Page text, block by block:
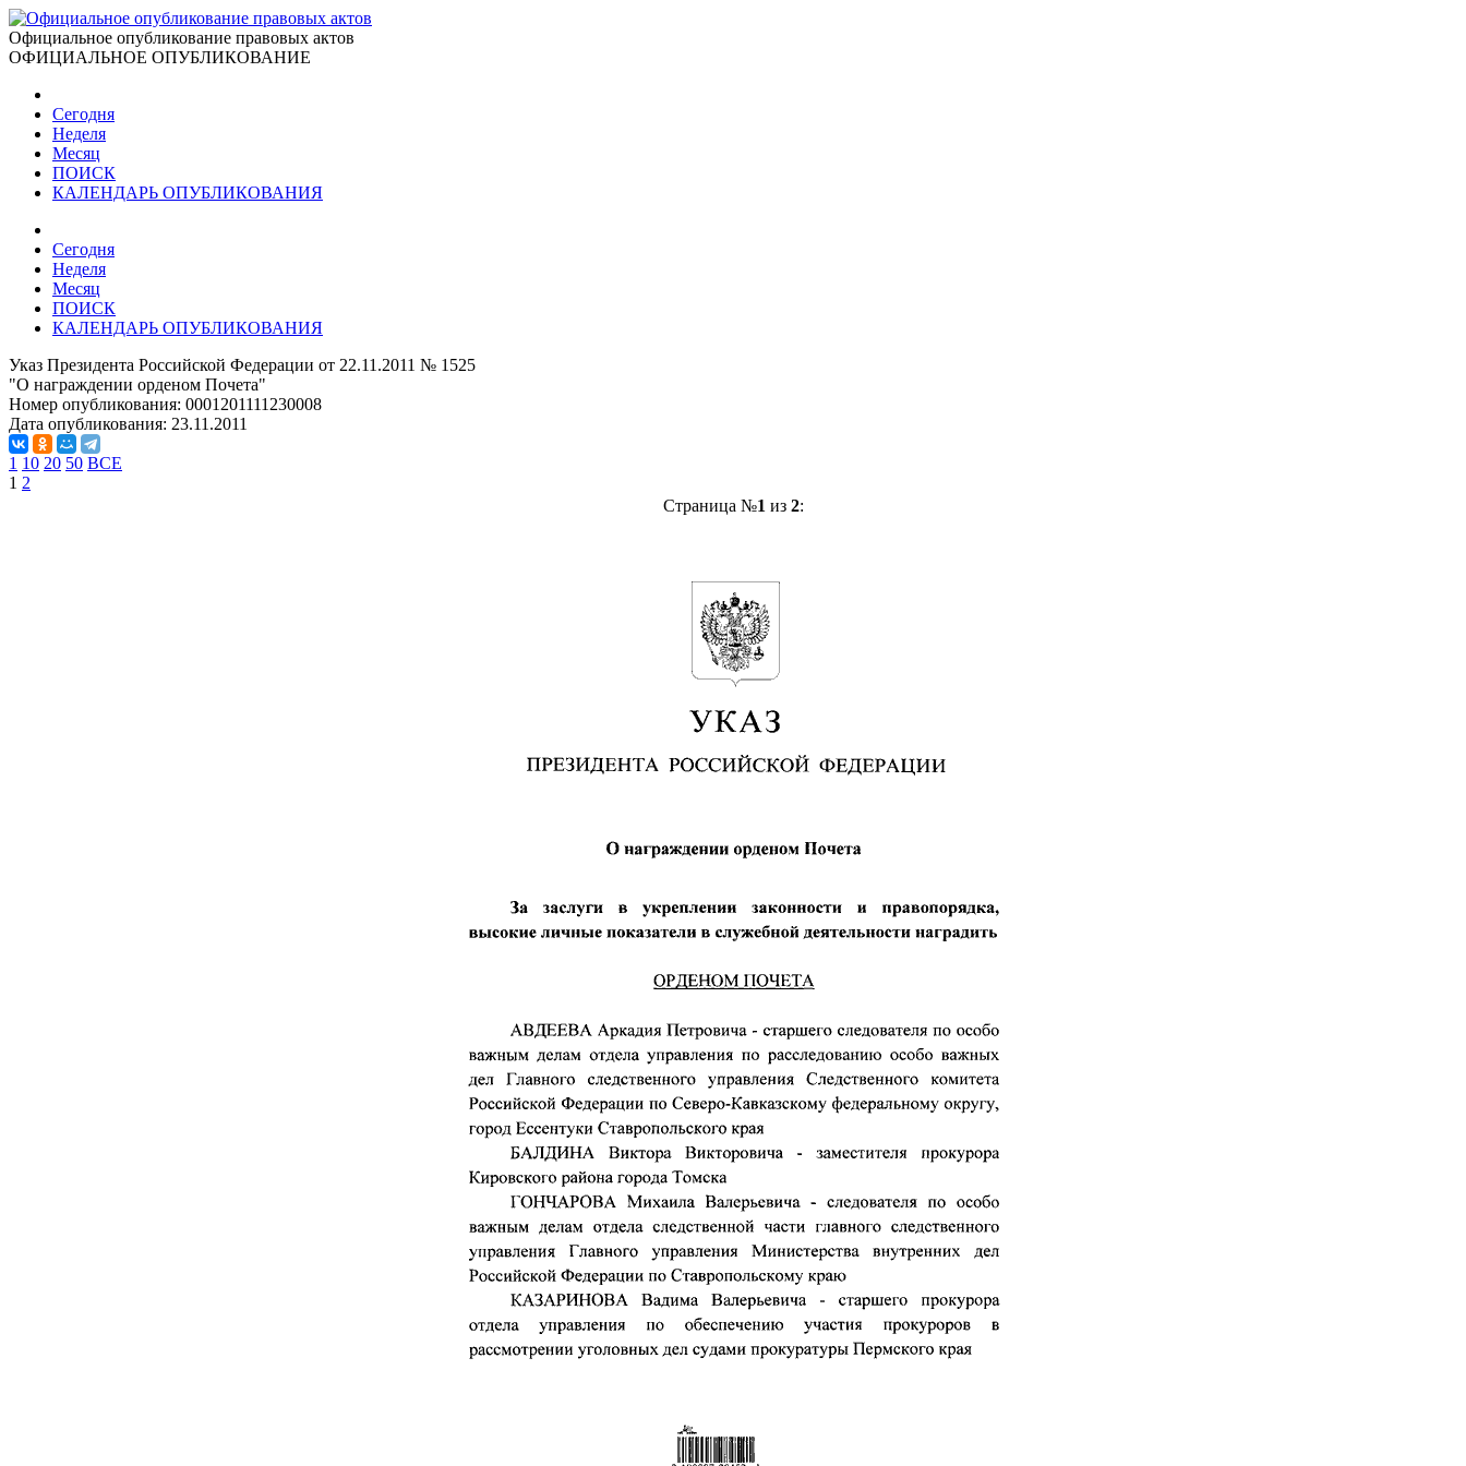
Официальное опубликование правовых актов
ОФИЦИАЛЬНОЕ ОПУБЛИКОВАНИЕ
Сегодня
Неделя
Месяц
ПОИСК
КАЛЕНДАРЬ ОПУБЛИКОВАНИЯ
Сегодня
Неделя
Месяц
ПОИСК
КАЛЕНДАРЬ ОПУБЛИКОВАНИЯ
Указ Президента Российской Федерации от 22.11.2011 № 1525
"О награждении орденом Почета"
Номер опубликования: 0001201111230008
Дата опубликования: 23.11.2011
1 10 20 50 ВСЕ
1 2
Страница №1 из 2: